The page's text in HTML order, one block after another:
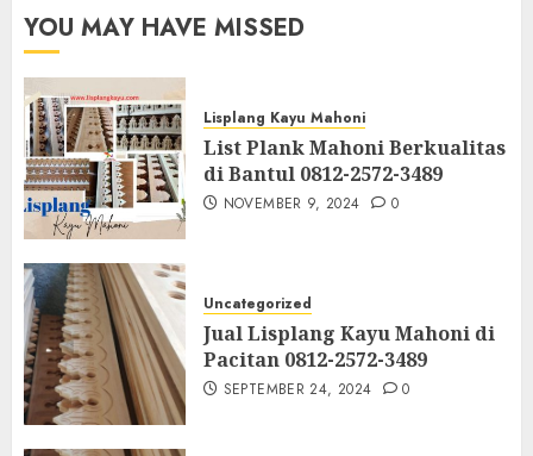
YOU MAY HAVE MISSED
Lisplang Kayu Mahoni
List Plank Mahoni Berkualitas
di Bantul 0812-2572-3489
NOVEMBER 9, 2024 0
Uncategorized
Jual Lisplang Kayu Mahoni di
Pacitan 0812-2572-3489
SEPTEMBER 24, 2024 0